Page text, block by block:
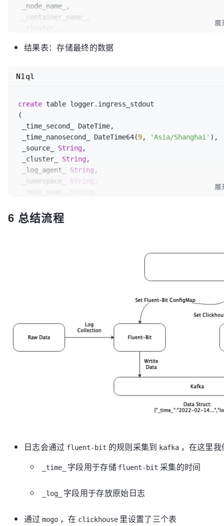
_node_name_,
_container_name_,
_cluster_,
_node_ip_,
_log_
FROM
展
结果表：存储最终的数据
create table logger.ingress_stdout
(
_time_second_ DateTime,
_time_nanosecond_ DateTime64(9, 'Asia/Shanghai' ),
_source_ String,
_cluster_ String,
_log_agent_ String ,
_namespace_ String ,
_container_name_
_pod_name_
TTL toDateTime(_time_second_) + INTERVAL 7 DAY
8192
N1ql
展
6 总结流程
日志会通过 fluent-bit 的规则采集到 kafka ，在这里
_time_ 字段用于存储 fluent-bit 采集的时间
_log_ 字段用于存放原始日志
通过 mogo ，在 clickhouse 里设置了三个表